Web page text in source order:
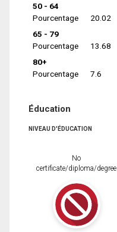
50 - 64
Pourcentage
20.02
65 - 79
Pourcentage
13.68
80+
Pourcentage
7.6
Éducation
NIVEAU D'ÉDUCATION
No
certificate/diploma/degree